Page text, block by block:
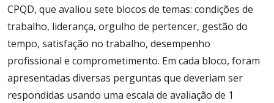
CPQD, que avaliou sete blocos de temas: condições de
trabalho, liderança, orgulho de pertencer, gestão do
tempo, satisfação no trabalho, desempenho
profissional e comprometimento. Em cada bloco, foram
apresentadas diversas perguntas que deveriam ser
respondidas usando uma escala de avaliação de 1